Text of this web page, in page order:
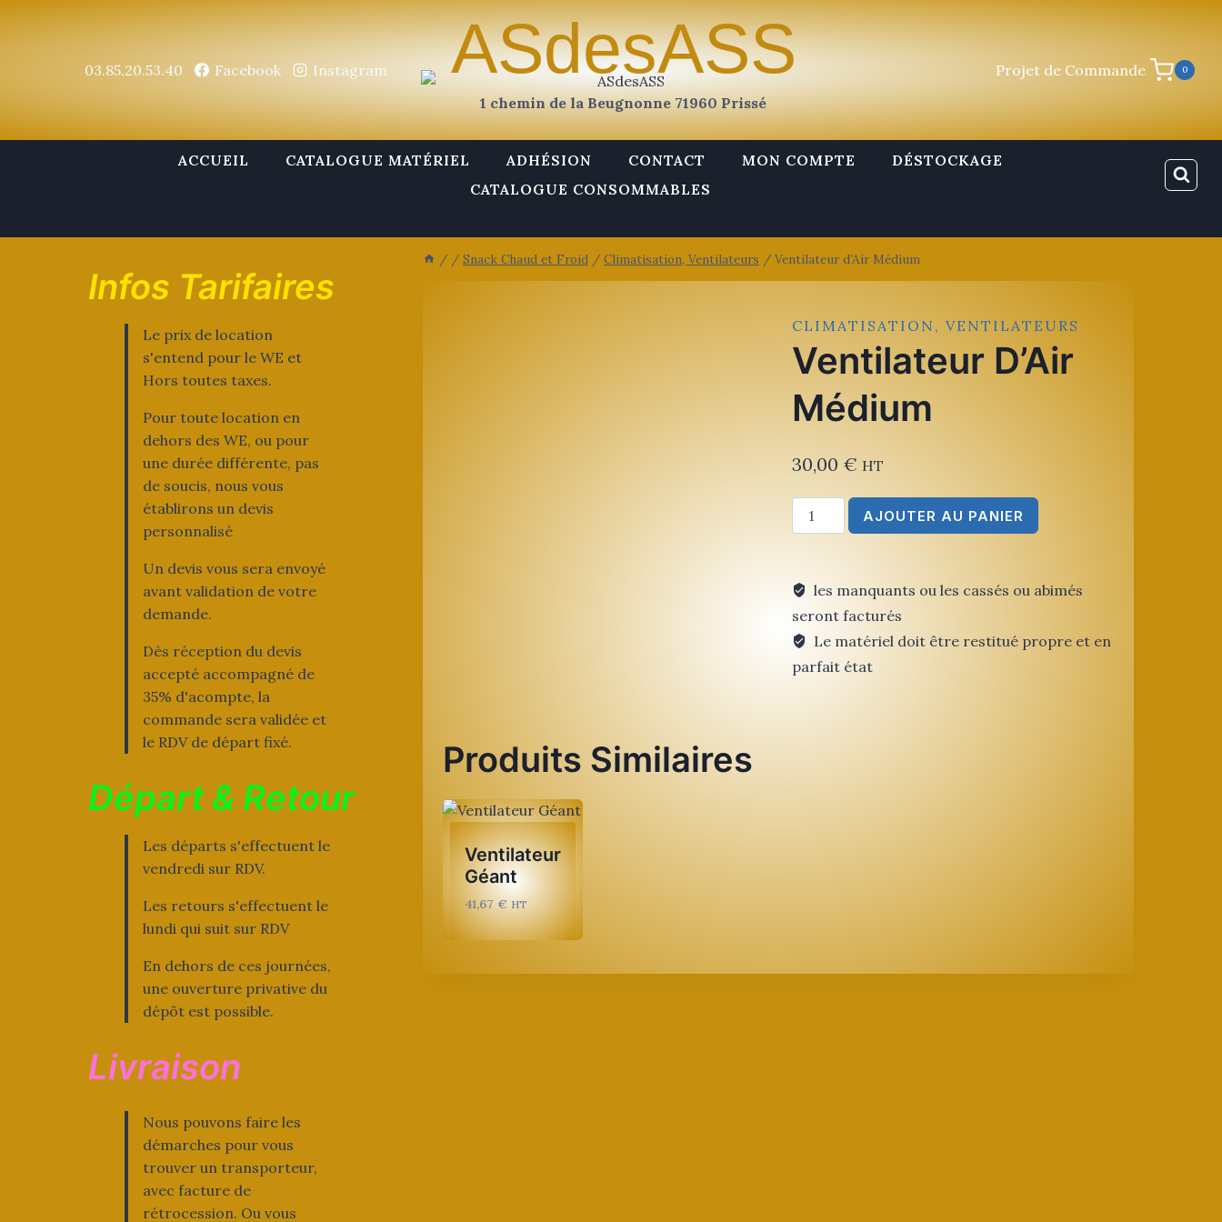
03.85.20.53.40 Facebook Instagram ASdesASS
1 chemin de la Beugnonne 71960 Prissé
Projet de Commande 0
ACCUEIL CATALOGUE MATÉRIEL ADHÉSION CONTACT MON COMPTE
DÉSTOCKAGE
CATALOGUE CONSOMMABLES
/ / Snack Chaud et Froid / Climatisation, Ventilateurs / Ventilateur d’Air Médium
CLIMATISATION, VENTILATEURS
Ventilateur D’Air
Médium
30,00 € HT
quantité
de
Médium
AJOUTER AU PANIER
les manquants ou les cassés ou abimés
seront facturés
Le matériel doit être restitué propre et en
parfait état
Produits Similaires
Ventilateur
Géant
41,67 € HT
Infos Tarifaires
Le prix de location
s'entend pour le WE et
Hors toutes taxes.
Pour toute location en
dehors des WE, ou pour
une durée différente, pas
de soucis, nous vous
établirons un devis
personnalisé
Un devis vous sera envoyé
avant validation de votre
demande.
Dès réception du devis
accepté accompagné de
35% d'acompte, la
commande sera validée et
le RDV de départ fixé.
Départ & Retour
Les départs s'effectuent le
vendredi sur RDV.
Les retours s'effectuent le
lundi qui suit sur RDV
En dehors de ces journées,
une ouverture privative du
dépôt est possible.
Livraison
Nous pouvons faire les
démarches pour vous
trouver un transporteur,
avec facture de
rétrocession. Ou vous